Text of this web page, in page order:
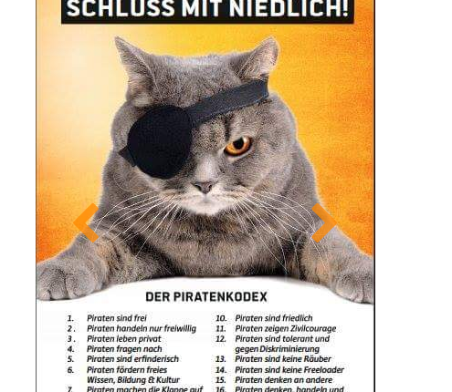
Previous
Drosselkom
(Vergrößern)
Wähle
(Vergrößern)
industrie40wasa
(Vergrößern)
zeitpiratzuwerden
(Vergrößern)
antifanatische aktion
(Vergrößern)
Next